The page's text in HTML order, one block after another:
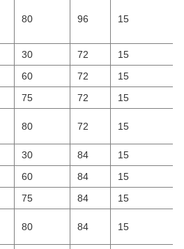
80 96 15
30 72
15
60 72 15
75 72 15
80 72 15
30 84
15
60 84 15
75 84 15
80 84 15